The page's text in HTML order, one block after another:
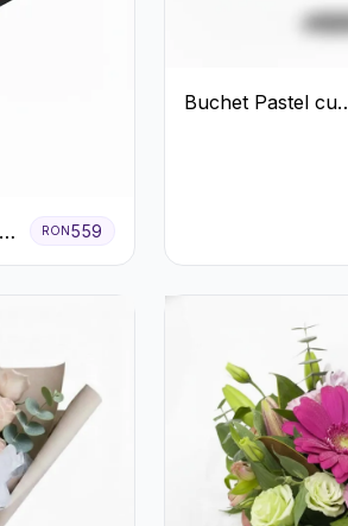
RON559
Buchet Pastel cu